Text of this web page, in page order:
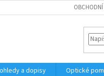
a dopisy Optické